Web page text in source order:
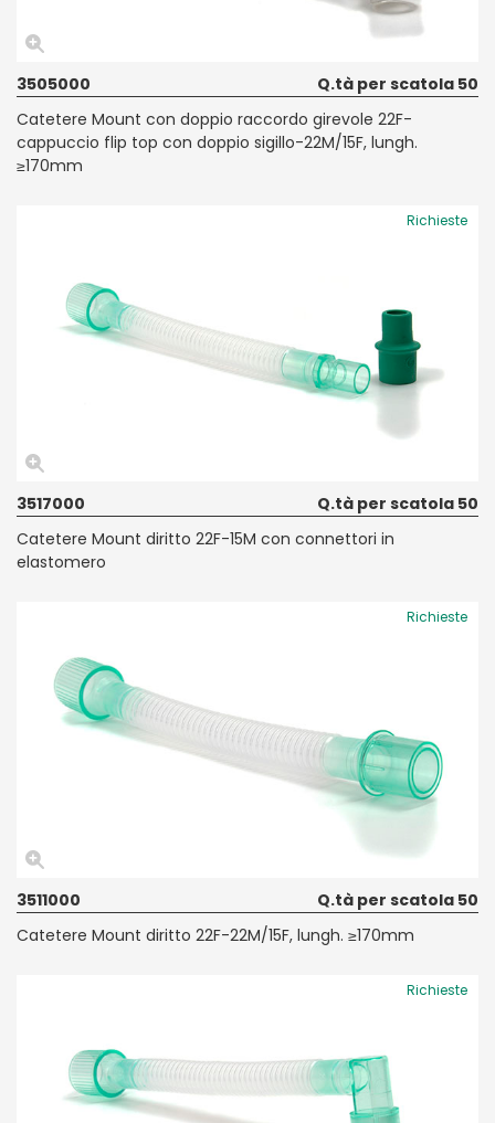
3505000
Q.tà per scatola 50
Catetere Mount con doppio raccordo girevole 22F-
cappuccio flip top con doppio sigillo-22M/15F, lungh.
≥170mm
Richieste
3517000
Q.tà per scatola 50
Catetere Mount diritto 22F-15M con connettori in
elastomero
Richieste
3511000
Q.tà per scatola 50
Catetere Mount diritto 22F-22M/15F, lungh. ≥170mm
Richieste